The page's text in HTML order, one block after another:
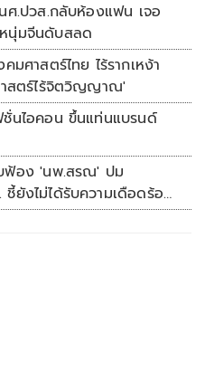
ศ.ปวส.กลับห้องแฟน เจอ
นุ่มจีนดับสลด
มศาสตร์ไทย ไร้รากเหง้า
าสตร์ไร้จิตวิญญาณ'
นไอคอน ขึ้นแท่นแบรนด์
ฟ้อง 'นพ.สรณ' ปม
งไม่ได้รับความเดือดร้อน